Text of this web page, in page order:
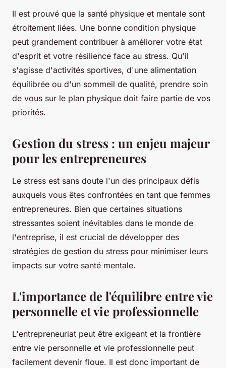
Il est prouvé que la santé physique et mentale sont
étroitement liées. Une bonne condition physique
peut grandement contribuer à améliorer votre état
d'esprit et votre résilience face au stress. Qu'il
s'agisse d'activités sportives, d'une alimentation
équilibrée ou d'un sommeil de qualité, prendre soin
de vous sur le plan physique doit faire partie de vos
priorités.
Gestion du stress : un enjeu majeur
pour les entrepreneures
Le stress est sans doute l'un des principaux défis
auxquels vous êtes confrontées en tant que femmes
entrepreneures. Bien que certaines situations
stressantes soient inévitables dans le monde de
l'entreprise, il est crucial de développer des
stratégies de gestion du stress pour minimiser leurs
impacts sur votre santé mentale.
L'importance de l'équilibre entre vie
personnelle et vie professionnelle
L'entrepreneuriat peut être exigeant et la frontière
entre vie personnelle et vie professionnelle peut
facilement devenir floue. Il est donc important de